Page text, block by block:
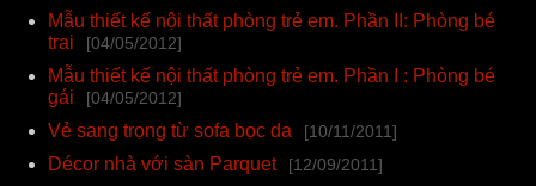
Mẫu thiết kế nội thất phòng trẻ em. Phần II: Phòng bé
trai
[04/05/2012]
Mẫu thiết kế nội thất phòng trẻ em. Phần I : Phòng bé
gái
[04/05/2012]
Vẻ sang trọng từ sofa bọc da [10/11/2011]
Décor nhà với sàn Parquet [12/09/2011]